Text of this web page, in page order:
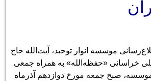
موسسه انوار توحید، آیت‌الله حاج
خراسانی «حفظه‌الله» به همراه جمعی
موسسه، صبح جمعه مورخ دوازدهم آذرماه